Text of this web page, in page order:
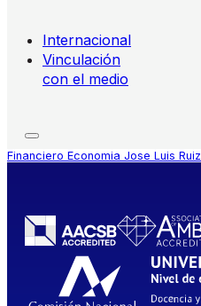
Internacional
Vinculación
con el medio
Financiero Economia Jose Luis Ruiz